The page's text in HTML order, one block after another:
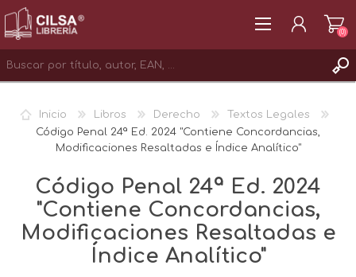
INICIAR SESIÓN
(0)
Inicio Libros Derecho
Textos Legales
Código Penal 24ª Ed. 2024 "Contiene Concordancias,
Modificaciones Resaltadas e Índice Analítico"
Código Penal 24ª Ed. 2024
"Contiene Concordancias,
Modificaciones Resaltadas e
Índice Analítico"